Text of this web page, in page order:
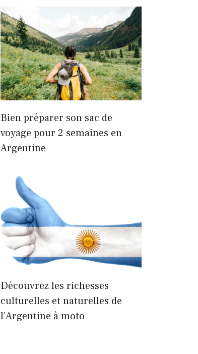
Bien préparer son sac de
voyage pour 2 semaines en
Argentine
Découvrez les richesses
culturelles et naturelles de
l’Argentine à moto